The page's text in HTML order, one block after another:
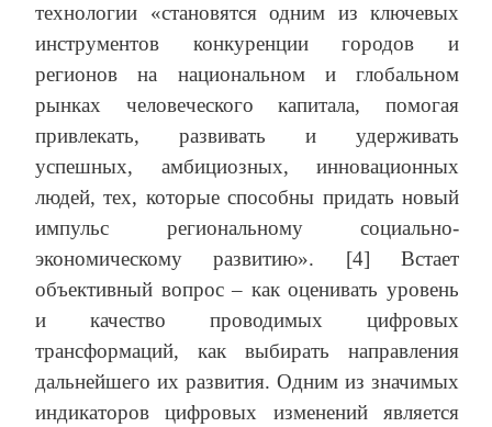
технологии «становятся одним из ключевых
инструментов конкуренции городов и
регионов на национальном и глобальном
рынках человеческого капитала, помогая
привлекать, развивать и удерживать
успешных, амбициозных, инновационных
людей, тех, которые способны придать новый
импульс региональному социально-
экономическому развитию». [4] Встает
объективный вопрос – как оценивать уровень
и качество проводимых цифровых
трансформаций, как выбирать направления
дальнейшего их развития. Одним из значимых
индикаторов цифровых изменений является